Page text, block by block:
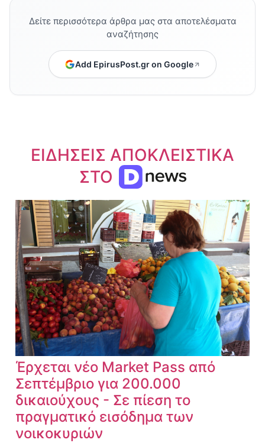
Δείτε περισσότερα άρθρα μας στα αποτελέσματα
αναζήτησης
Add EpirusPost.gr on Google
ΕΙΔΗΣΕΙΣ ΑΠΟΚΛΕΙΣΤΙΚΑ
ΣΤΟ
Έρχεται νέο Market Pass από
Σεπτέμβριο για 200.000
δικαιούχους - Σε πίεση το
πραγματικό εισόδημα των
νοικοκυριών